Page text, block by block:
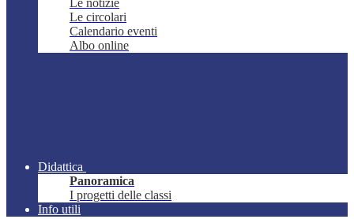
Le notizie
Le circolari
Calendario eventi
Albo online
Didattica
Panoramica
I progetti delle classi
Info utili